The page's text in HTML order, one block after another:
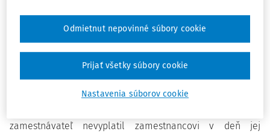
Pri cezhraničnom aj vnútroštátnom dočasnom pridelení sa
zodpovednosť za vyplatenie mzdy dočasne pridelenému
zamestnancovi prenášala na užívateľského
zamestnávateľ nevyplatil zamestnancovi v deň jej
Nastavenia súborov cookie
Odmietnut nepovinné súbory cookie
Prijať všetky súbory cookie